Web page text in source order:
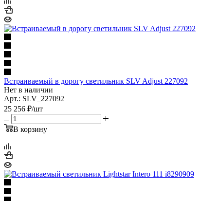
Встраиваемый в дорогу светильник SLV Adjust 227092
Нет в наличии
Арт.: SLV_227092
25 256 ₽/шт
В корзину